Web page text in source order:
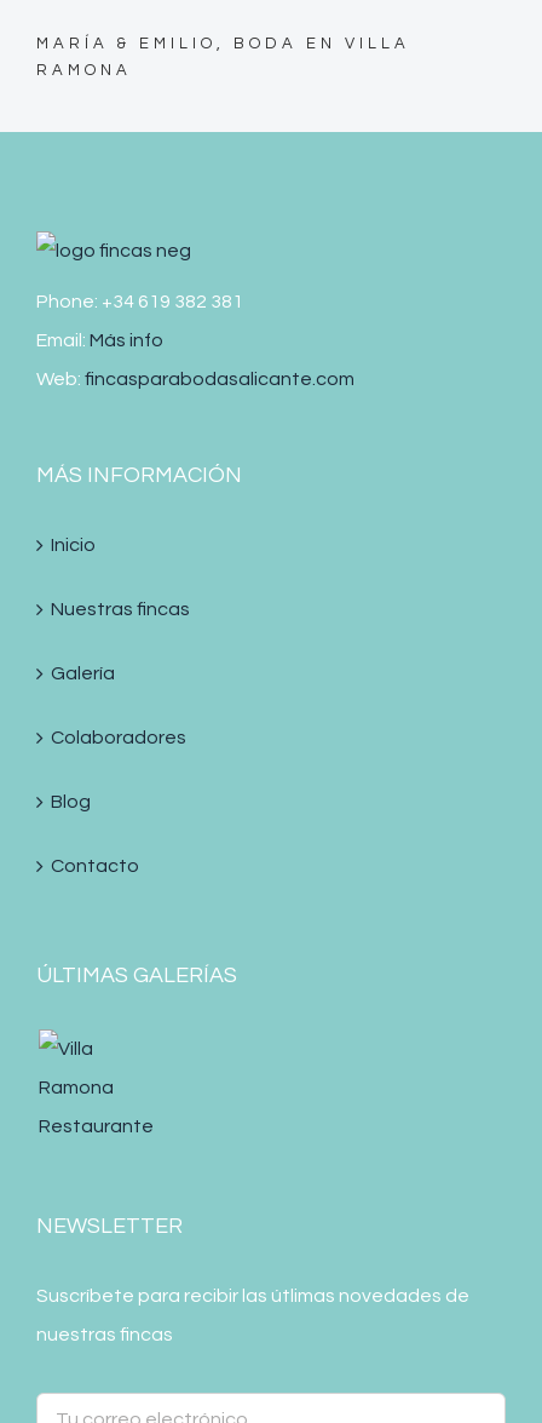
MARÍA & EMILIO, BODA EN VILLA
RAMONA
Phone: +34 619 382 381
Email: Más info
Web: fincasparabodasalicante.com
MÁS INFORMACIÓN
Inicio
Nuestras fincas
Galería
Colaboradores
Blog
Contacto
ÚLTIMAS GALERÍAS
NEWSLETTER
Suscríbete para recibir las útlimas novedades de
nuestras fincas